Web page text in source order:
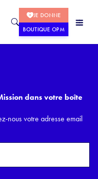
JE DONNE
BOUTIQUE OPM
dans votre boîte
nous votre adresse email